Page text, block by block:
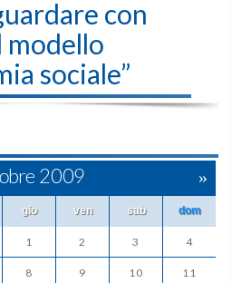
con
modello
sociale”
2009 »
gio ven sab dom
1 2 3 4
8 9 10 11